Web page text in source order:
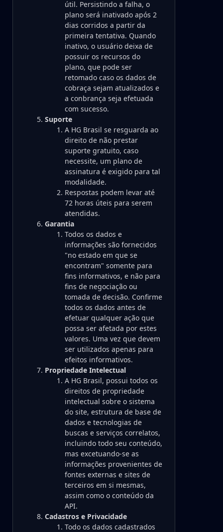
útil. Persistindo a falha, o
plano será inativado após 2
dias corridos a partir da
primeira tentativa. Quando
inativo, o usuário deixa de
possuir os recursos do
plano, que pode ser
retomado caso os dados de
cobraça sejam atualizados e
a conbrança seja efetuada
com sucesso.
Suporte
A HG Brasil se resguarda ao
direito de não prestar
suporte gratuito, caso
necessite, um plano de
assinatura é exigido para tal
modalidade.
Respostas podem levar até
72 horas úteis para serem
atendidas.
Garantia
Todos os dados e
informações são fornecidos
"no estado em que se
encontram" somente para
fins informativos, e não para
fins de negociação ou
tomada de decisão. Confirme
todos os dados antes de
efetuar qualquer ação que
possa ser afetada por estes
valores. Uma vez que devem
ser utilizados apenas para
efeitos informativos.
Propriedade Intelectual
A HG Brasil, possui todos os
direitos de propriedade
intelectual sobre o sistema
do site, estrutura de base de
dados e tecnologias de
buscas e serviços correlatos,
incluindo todo seu conteúdo,
mas excetuando-se as
informações provenientes de
fontes externas e sites de
terceiros em si mesmas,
assim como o conteúdo da
API.
Cadastros e Privacidade
Todo os dados cadastrados